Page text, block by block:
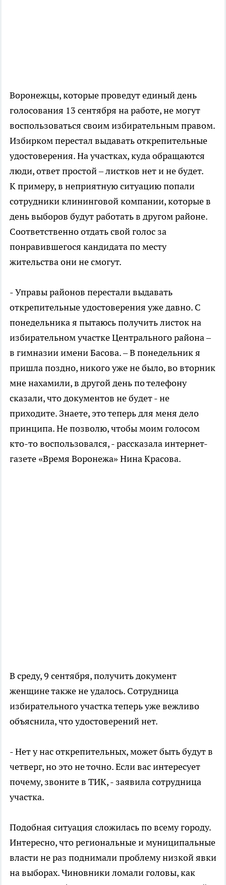
Воронежцы, которые проведут единый день
голосования 13 сентября на работе, не могут
воспользоваться своим избирательным правом.
Избирком перестал выдавать открепительные
удостоверения. На участках, куда обращаются
люди, ответ простой – листков нет и не будет.
К примеру, в неприятную ситуацию попали
сотрудники клининговой компании, которые в
день выборов будут работать в другом районе.
Соответственно отдать свой голос за
понравившегося кандидата по месту
жительства они не смогут.
- Управы районов перестали выдавать
открепительные удостоверения уже давно. С
понедельника я пытаюсь получить листок на
избирательном участке Центрального района –
в гимназии имени Басова. – В понедельник я
пришла поздно, никого уже не было, во вторник
мне нахамили, в другой день по телефону
сказали, что документов не будет - не
приходите. Знаете, это теперь для меня дело
принципа. Не позволю, чтобы моим голосом
кто-то воспользовался, - рассказала интернет-
газете «Время Воронежа» Нина Красова.
В среду, 9 сентября, получить документ
женщине также не удалось. Сотрудница
избирательного участка теперь уже вежливо
объяснила, что удостоверений нет.
- Нет у нас открепительных, может быть будут в
четверг, но это не точно. Если вас интересует
почему, звоните в ТИК, - заявила сотрудница
участка.
Подобная ситуация сложилась по всему городу.
Интересно, что региональные и муниципальные
власти не раз поднимали проблему низкой явки
на выборах. Чиновники ломали головы, как